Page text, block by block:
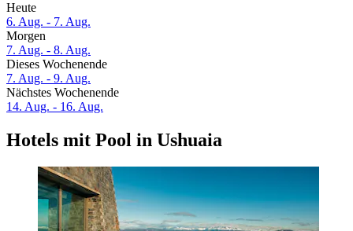
Heute
6. Aug. - 7. Aug.
Morgen
7. Aug. - 8. Aug.
Dieses Wochenende
7. Aug. - 9. Aug.
Nächstes Wochenende
14. Aug. - 16. Aug.
Hotels mit Pool in Ushuaia